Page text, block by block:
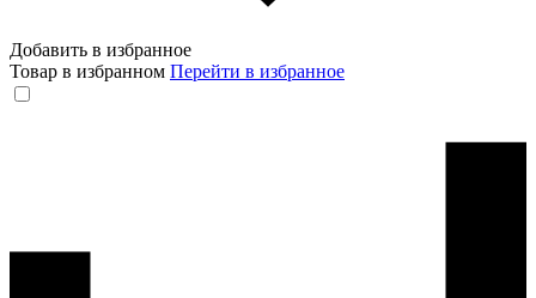
Добавить в избранное
Товар в избранном Перейти в избранное